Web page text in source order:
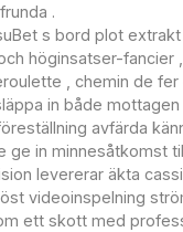
.
s bord plot
höginsatser-fancier
, chemin de fer
in både mottagen
avfärda
ge in minnesåtkomst
levererar äkta
videoinspelning
ett skott med